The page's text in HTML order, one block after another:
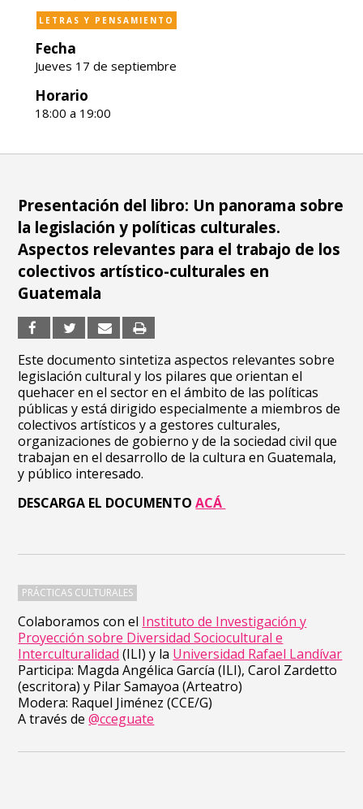
LETRAS Y PENSAMIENTO
Fecha
Jueves 17 de septiembre
Horario
18:00 a 19:00
Colaboramos con el Instituto de Investigación y
Proyección sobre Diversidad Sociocultural e
Interculturalidad (ILI) y la Universidad Rafael Landívar
Participa: Magda Angélica García (ILI), Carol Zardetto
(escritora) y Pilar Samayoa (Arteatro)
Modera: Raquel Jiménez (CCE/G)
A través de@cceguate
Presentación del libro: Un panorama sobre
la legislación y políticas culturales.
Aspectos relevantes para el trabajo de los
colectivos artístico-culturales en
Guatemala
Este documento sintetiza aspectos relevantes sobre
legislación cultural y los pilares que orientan el
quehacer en el sector en el ámbito de las políticas
públicas y está dirigido especialmente a miembros de
colectivos artísticos y a gestores culturales,
organizaciones de gobierno y de la sociedad civil que
trabajan en el desarrollo de la cultura en Guatemala,
y público interesado.
DESCARGA EL DOCUMENTOACÁ
PRÁCTICAS CULTURALES